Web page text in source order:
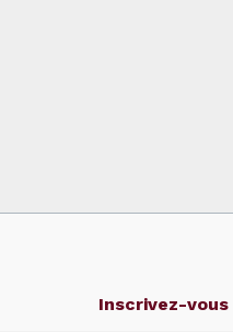
Inscrivez-